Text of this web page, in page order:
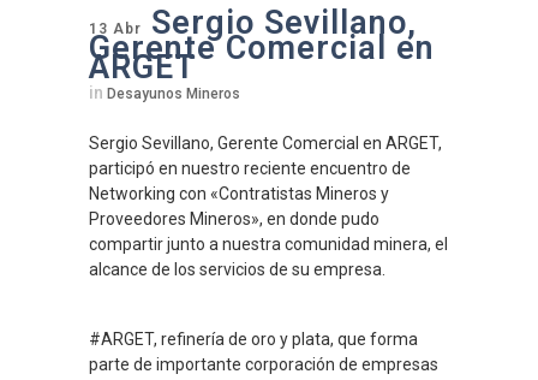
13 Abr Sergio Sevillano,
Gerente Comercial en
ARGET
in Desayunos Mineros
Sergio Sevillano, Gerente Comercial en ARGET,
participó en nuestro reciente encuentro de
Networking con «Contratistas Mineros y
Proveedores Mineros», en donde pudo
compartir junto a nuestra comunidad minera, el
alcance de los servicios de su empresa.
#ARGET, refinería de oro y plata, que forma
parte de importante corporación de empresas